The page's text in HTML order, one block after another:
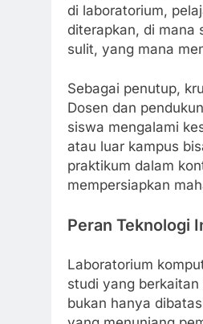
di laboratorium,
diterapkan, di mana
sulit, yang mana
Sebagai penutup,
Dosen dan
siswa mengalami
atau luar kampus
praktikum dalam
mempersiapkan
Peran Teknologi
Laboratorium
studi yang
bukan hanya